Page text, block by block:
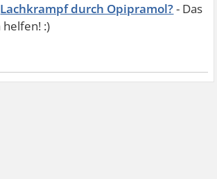
Lachkrampf durch Opipramol?